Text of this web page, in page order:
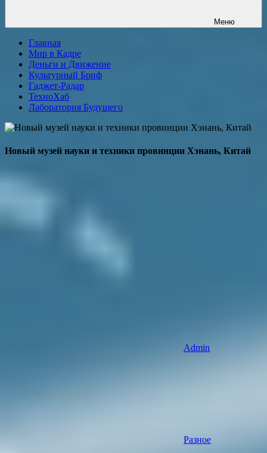
Меню
Главная
Мир в Кадре
Деньги и Движение
Культурный Бриф
Гаджет-Радар
ТехноХаб
Лаборатория Будущего
Новый музей науки и техники провинции Хэнань, Китай
Admin
Разное